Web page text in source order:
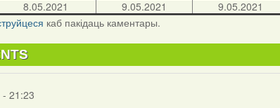
8.05.2021 9.05.2021 9.05.2021
каб пакідаць каментары.
21:23